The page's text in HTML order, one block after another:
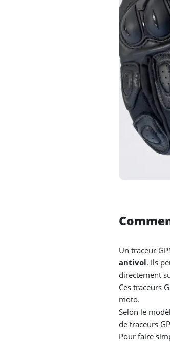
Un traceur
antivol. Ils
directement
Ces traceurs
moto.
Selon le
de traceurs
Pour faire